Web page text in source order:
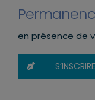
en présence de